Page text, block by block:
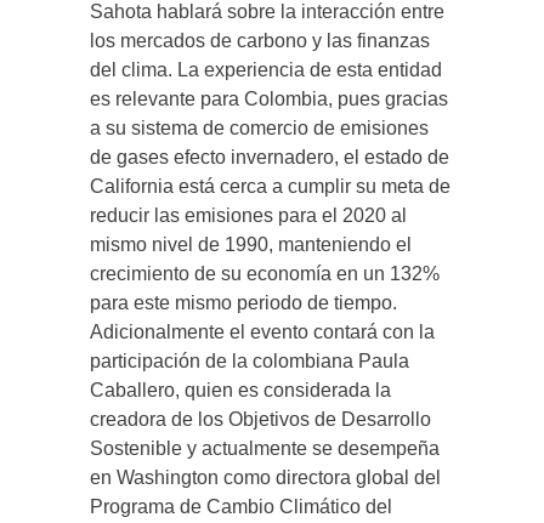
Sahota hablará sobre la interacción entre
los mercados de carbono y las finanzas
del clima. La experiencia de esta entidad
es relevante para Colombia, pues gracias
a su sistema de comercio de emisiones
de gases efecto invernadero, el estado de
California está cerca a cumplir su meta de
reducir las emisiones para el 2020 al
mismo nivel de 1990, manteniendo el
crecimiento de su economía en un 132%
para este mismo periodo de tiempo.
Adicionalmente el evento contará con la
participación de la colombiana Paula
Caballero, quien es considerada la
creadora de los Objetivos de Desarrollo
Sostenible y actualmente se desempeña
en Washington como directora global del
Programa de Cambio Climático del